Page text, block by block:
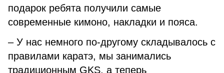
подарок ребята получили самые
современные кимоно, накладки и пояса.
– У нас немного по-другому складывалось с
правилами каратэ, мы занимались
традиционным GKS, а теперь